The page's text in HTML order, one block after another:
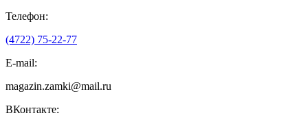
Телефон:
(4722) 75-22-77
E-mail:
magazin.zamki@mail.ru
ВКонтакте: